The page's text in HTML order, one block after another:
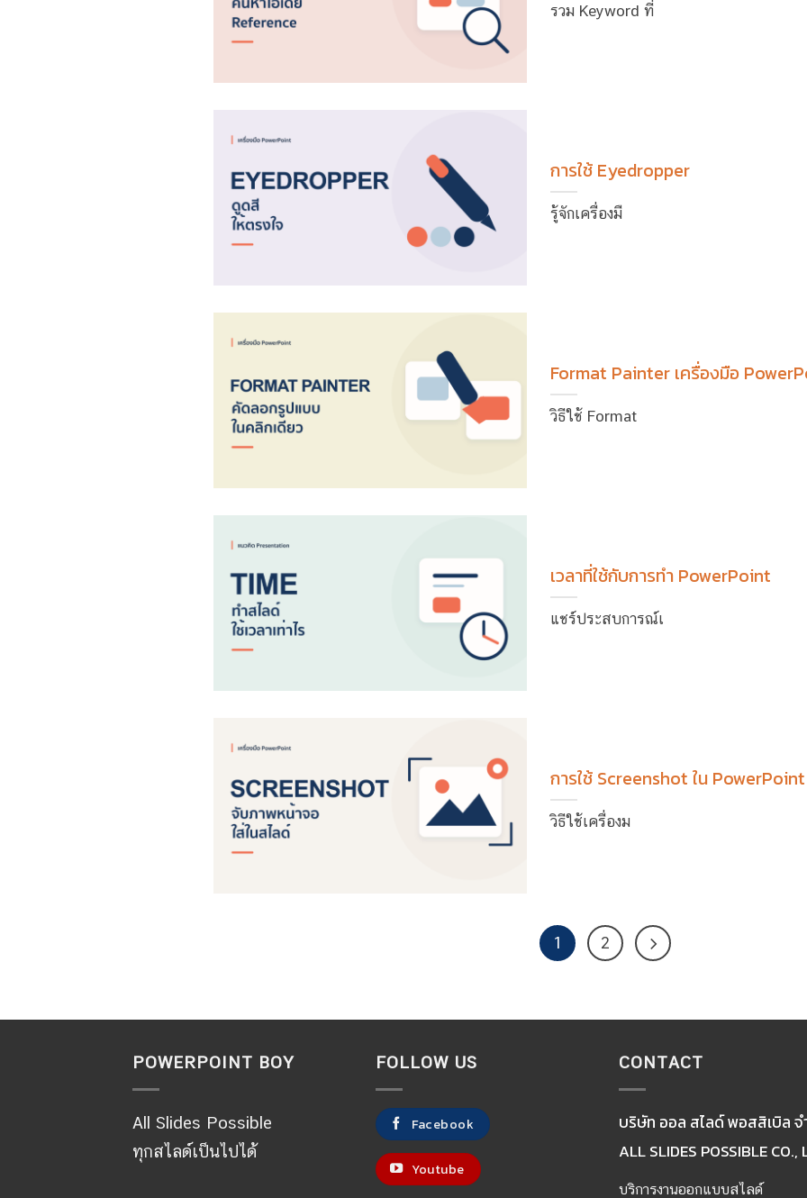
รวม Keyword ที่
การใช้ Eyedropper
รู้จักเครื่องมื
Format Painter เครื่องมือ
วิธีใช้ Format
เวลาที่ใช้กับการทำ PowerPoint
แชร์ประสบการณ์เ
การใช้ Screenshot ใน PowerPoint
วิธีใช้เครื่องม
1 2
POWERPOINT BOY
All Slides Possible
ทุกสไลด์เป็นไปได้
FOLLOW US
Facebook
Youtube
CONTACT
บริษัท ออล สไลด์ พอสสิเบิล
ALL SLIDES POSSIBLE CO.,
บริการงานออกแบบสไลด์